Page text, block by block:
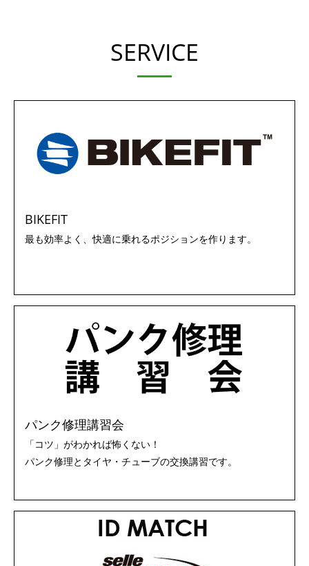
SERVICE
BIKEFIT
最も効率よく、快適に乗れるポジションを作ります。
パンク修理講習会
「コツ」がわかれば怖くない！
パンク修理とタイヤ・チューブの交換講習です。